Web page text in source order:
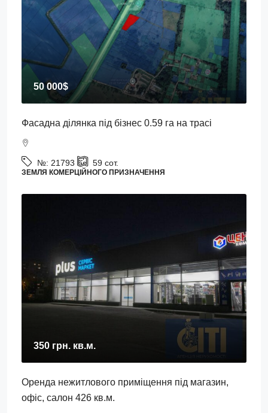
50 000$
Фасадна ділянка під бізнес 0.59 га на трасі
№: 21793 59 сот.
ЗЕМЛЯ КОМЕРЦІЙНОГО ПРИЗНАЧЕННЯ
350 грн. кв.м.
Оренда нежитлового приміщення під магазин,
офіс, салон 426 кв.м.